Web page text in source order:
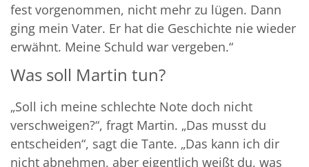
fest vorgenommen, nicht mehr zu lügen. Dann
ging mein Vater. Er hat die Geschichte nie wieder
erwähnt. Meine Schuld war vergeben.“
Was soll Martin tun?
„Soll ich meine schlechte Note doch nicht
verschweigen?“, fragt Martin. „Das musst du
entscheiden“, sagt die Tante. „Das kann ich dir
nicht abnehmen, aber eigentlich weißt du, was